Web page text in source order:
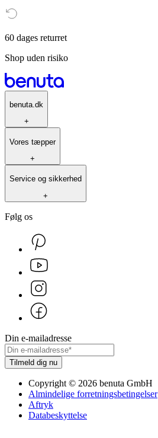
60 dages returret
Shop uden risiko
benuta.dk
+
Vores tæpper
+
Service og sikkerhed
+
Følg os
Din e-mailadresse
Tilmeld dig nu
Copyright © 2026 benuta GmbH
Almindelige forretningsbetingelser
Aftryk
Databeskyttelse